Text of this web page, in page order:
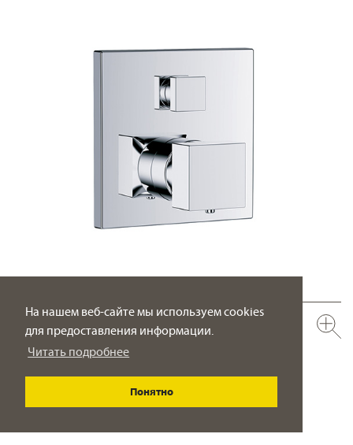
На нашем веб-сайте мы используем cookies
для предоставления информации.
Читать подробнее
Понятно
Термостат для душа с запорным вентилем ½“
внутристенный монтаж